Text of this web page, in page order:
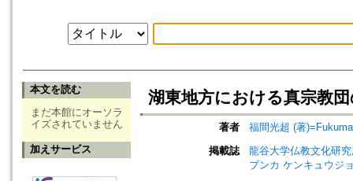
本文を読む
まだ本館にオーソラ
イズされていません
加えサービス
湖東地方における真宗教
著者
福間光超 (著
掲載誌
龍谷大学仏教文化研
ブンカ ケンキュウジ